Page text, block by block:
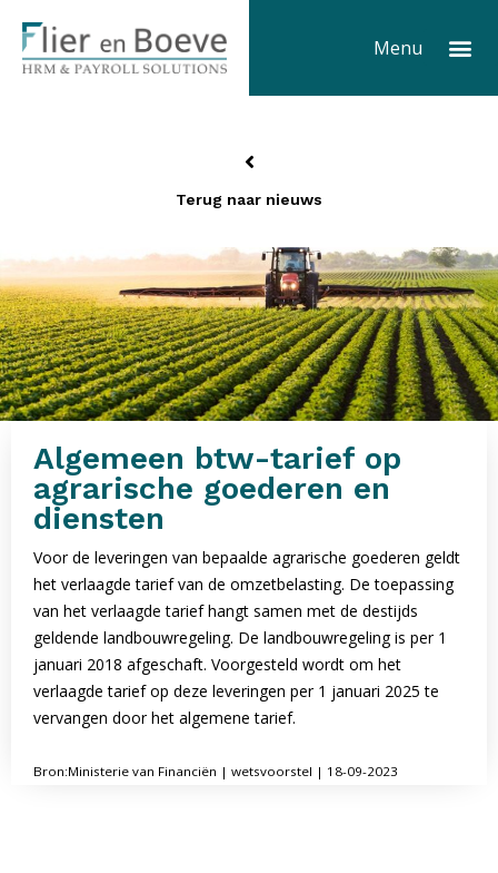
naar
Menu
Terug naar nieuws
Algemeen btw-tarief op
agrarische goederen en
diensten
Voor de leveringen van bepaalde agrarische goederen geldt
het verlaagde tarief van de omzetbelasting. De toepassing
van het verlaagde tarief hangt samen met de destijds
geldende landbouwregeling. De landbouwregeling is per 1
januari 2018 afgeschaft. Voorgesteld wordt om het
verlaagde tarief op deze leveringen per 1 januari 2025 te
vervangen door het algemene tarief.
Bron:Ministerie van Financiën | wetsvoorstel | 18-09-2023